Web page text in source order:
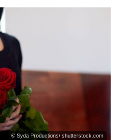
© Syda Productions/ shutterstock.com